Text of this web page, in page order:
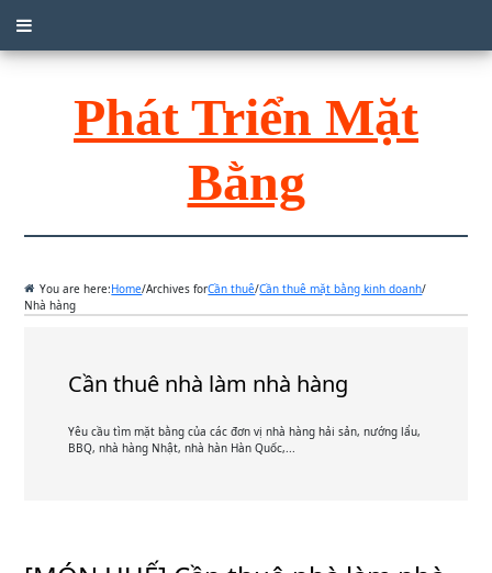
Phát Triển Mặt
Bằng
You are here:Home/Archives forCần thuê/Cần thuê mặt bằng kinh doanh/
Nhà hàng
Cần thuê nhà làm nhà hàng
Yêu cầu tìm mặt bằng của các đơn vị nhà hàng hải sản, nướng lẩu,
BBQ, nhà hàng Nhật, nhà hàn Hàn Quốc,...